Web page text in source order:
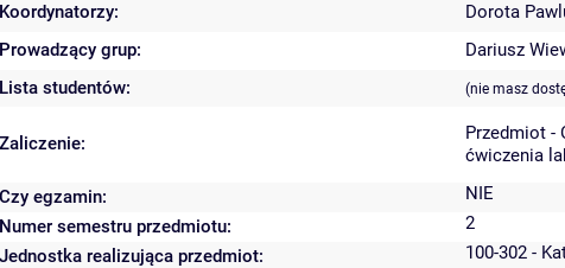
Koordynatorzy:
Dorota
Prowadzący grup:
Dariusz
Lista studentów:
(nie masz
Zaliczenie:
Przedmiot -
ćwiczenia
Czy egzamin:
NIE
Numer semestru przedmiotu:
2
Jednostka realizująca przedmiot:
100-302 -